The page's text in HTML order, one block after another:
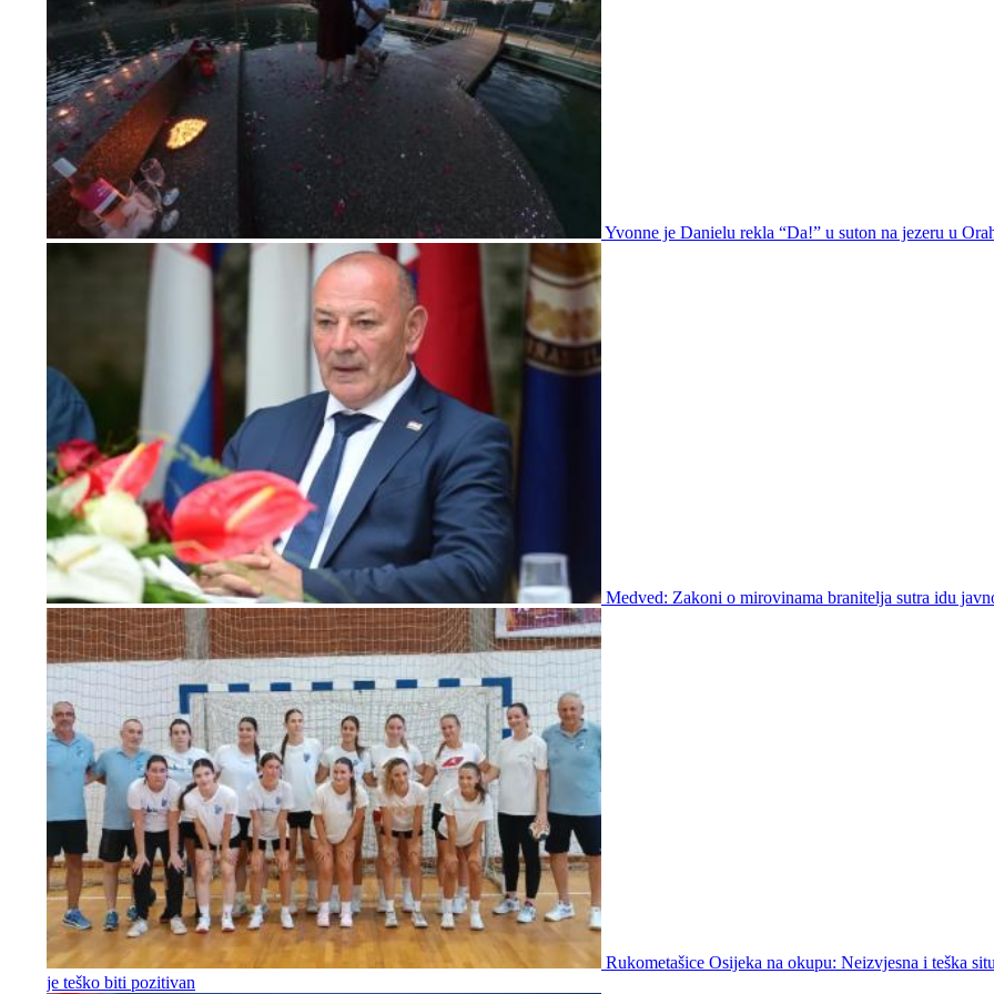
Yvonne je Danielu rekla “Da!” u suton na jezeru u
Medved: Zakoni o mirovinama branitelja sutra idu
Rukometašice Osijeka na okupu: Neizvjesna i teška
je teško biti pozitivan